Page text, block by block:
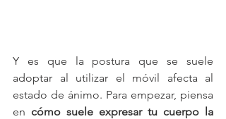
Y es que la postura que se suele
adoptar al utilizar el móvil afecta al
estado de ánimo. Para empezar, piensa
en cómo suele expresar tu cuerpo la